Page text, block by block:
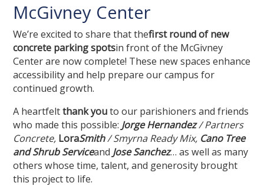
McGivney Center
We’re excited to share that thefirst round of new
concrete parking spotsin front of the McGivney
Center are now complete! These new spaces enhance
accessibility and help prepare our campus for
continued growth.
A heartfeltthank youto our parishioners and friends
who made this possible: Jorge Hernandez/ Partners
Concrete, LoraSmith/ Smyrna Ready Mix, Cano Tree
and Shrub Serviceand Jose Sanchez… as well as many
others whose time, talent, and generosity brought
this project to life.